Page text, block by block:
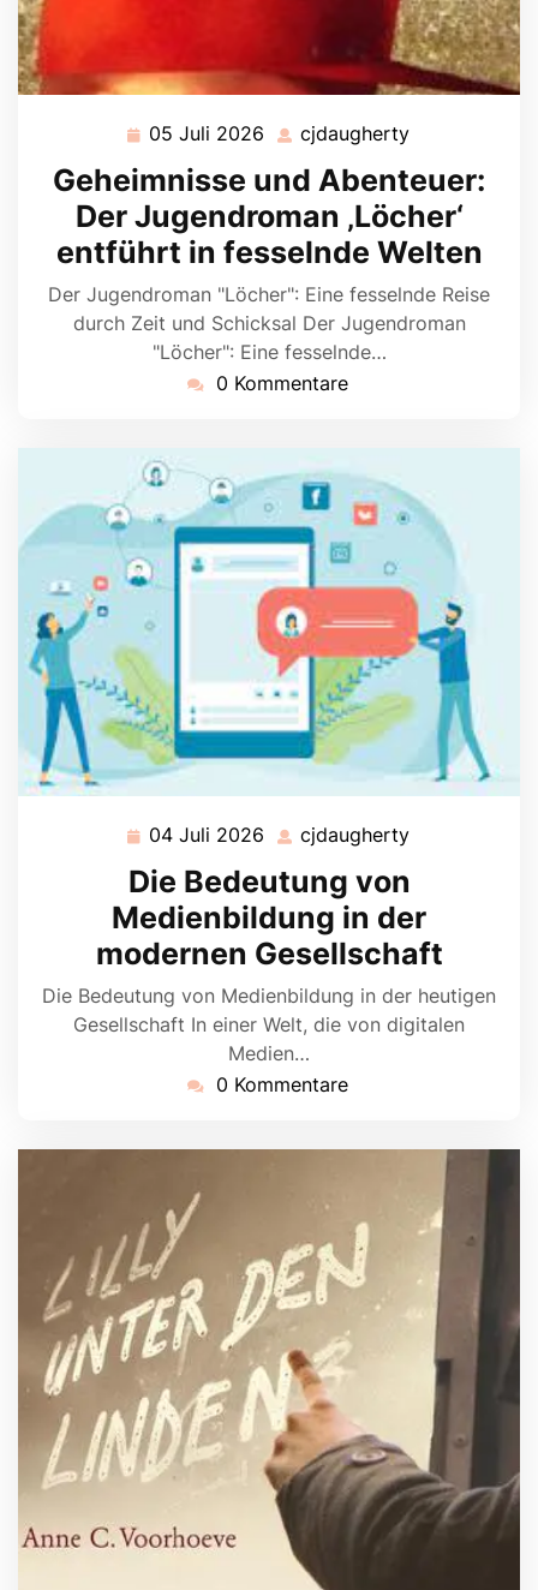
05 Juli 2026 05
2026
cjdaugherty
Geheimnisse und Abenteuer:
Der Jugendroman ‚Löcher‘
entführt in fesselnde Welten
Der Jugendroman "Löcher": Eine fesselnde Reise
durch Zeit und Schicksal Der Jugendroman
"Löcher": Eine fesselnde…
0 Kommentare
04 Juli 2026 04
2026
cjdaugherty
Die Bedeutung von
Medienbildung in der
modernen Gesellschaft
Die Bedeutung von Medienbildung in der heutigen
Gesellschaft In einer Welt, die von digitalen
Medien…
0 Kommentare